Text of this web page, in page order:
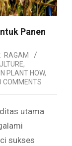
Panen
RAGAM
,
PLANT HOW,
COMMENTS
utama
sukses